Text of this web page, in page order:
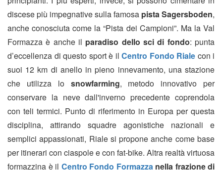
discese più impegnative sulla famosa pista Sagersboden,
anche conosciuta come la “Pista dei Campioni”. Ma la Val
Formazza è anche il paradiso dello sci di fondo: punta
d’eccellenza di questo sport è il Centro Fondo Riale con i
suoi 12 km di anello in pieno innevamento, una stazione
che utilizza lo snowfarming, metodo innovativo per
conservare la neve dall'inverno precedente coprendola
con teli termici. Punto di riferimento in Europa per questa
disciplina, attirando squadre agonistiche nazionali e
semplici appassionati, Riale si propone anche come base
per itinerari con ciaspole e con fat-bike. Altra realtà virtuosa
formazzina è il Centro Fondo Formazzanella frazione di